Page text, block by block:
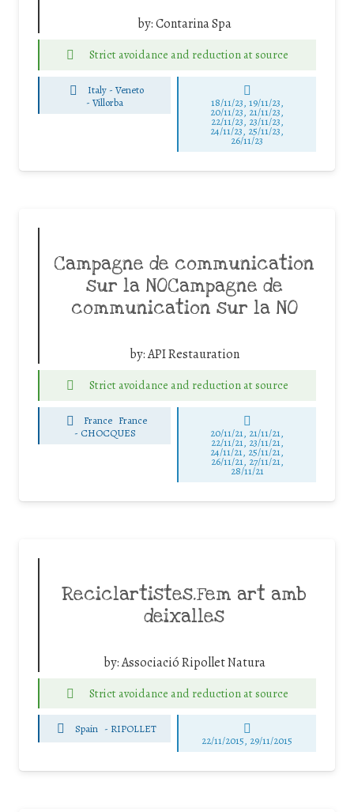
by:Contarina Spa
Strict avoidance and reduction at source
Italy - Veneto
-Villorba 18/11/23, 19/11/23,
20/11/23, 21/11/23,
22/11/23, 23/11/23,
24/11/23, 25/11/23,
26/11/23
Campagne de communication
sur la NOCampagne de
communication sur la NO
by:API Restauration
Strict avoidance and reduction at source
France France
- CHOCQUES 20/11/21, 21/11/21,
22/11/21, 23/11/21,
24/11/21, 25/11/21,
26/11/21, 27/11/21,
28/11/21
Reciclartistes.Fem art amb
deixalles
by:Associació Ripollet Natura
Strict avoidance and reduction at source
Spain - RIPOLLET
22/11/2015, 29/11/2015